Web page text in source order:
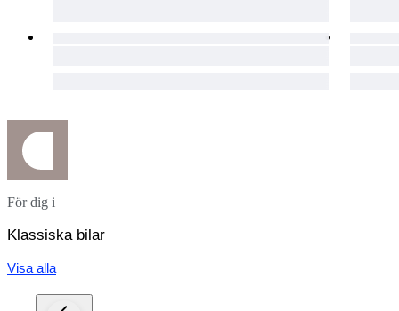
För dig i
Klassiska bilar
Visa alla